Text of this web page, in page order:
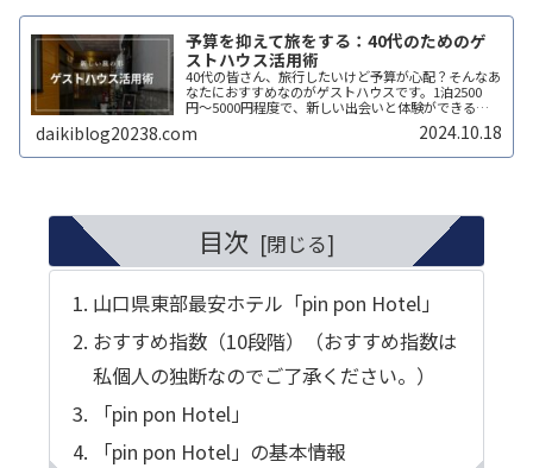
予算を抑えて旅をする：40代のためのゲ
ストハウス活用術
40代の皆さん、旅行したいけど予算が心配？そんなあ
なたにおすすめなのがゲストハウスです。1泊2500
円〜5000円程度で、新しい出会いと体験ができる魅
力的な宿泊先です。ゲストハウスでは、安全面とマナ
ーに気をつけ、設備やルールを事前に確認しましょ
う。ホテル並みのサービスは期待できませんが、その
の宝庫でもあります。ゲストハウスは、経済的な理由
で旅を諦めていた方に新たな可能性を開いてくれま
す。第二の青春、始めてみませんか？
daikiblog20238.com 2024.10.18
目次
山口県東部最安ホテル「pin pon Hotel」
おすすめ指数（10段階）（おすすめ指数は
私個人の独断なのでご了承ください。）
「pin pon Hotel」
「pin pon Hotel」の基本情報